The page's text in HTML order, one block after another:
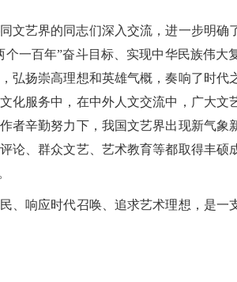
艺界的同志们深入交流，进一步明确
一百年”奋斗目标、实现中华民族伟
弘扬崇高理想和英雄气概，奏响了时
化服务中，在中外人文交流中，广大
者辛勤努力下，我国文艺界出现新气
论、群众文艺、艺术教育等都取得丰
响应时代召唤、追求艺术理想，是一